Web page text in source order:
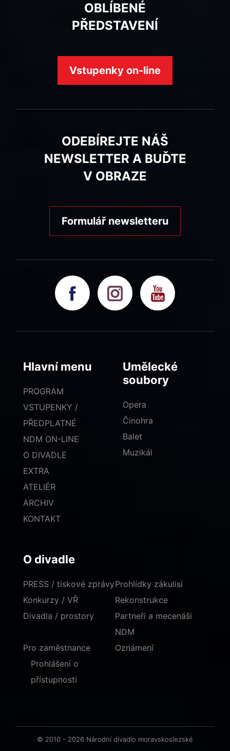
OBLÍBENÉ
PŘEDSTAVENÍ
Vstupenky on-line
ODEBÍREJTE NÁŠ
NEWSLETTER A BUĎTE
V OBRAZE
Formulář newsletteru
Hlavní menu
PROGRAM
VSTUPENKY /
PŘEDPLATNÉ
NDM ON-LINE
O DIVADLE
EXTRA
ATELIÉR
ARCHIV
KONTAKT
Umělecké
soubory
Opera
Činohra
Balet
Muzikál
O divadle
PRESS / tiskové zprávy
Konkurzy / VŘ
Divadla / prostory
Prohlídky zákulisí
Rekonstrukce
Partneři a mecenáši
NDM
Pro zaměstnance
Oznámení
Prohlášení o
přístupnosti
© 2010 - 2026 Národní divadlo moravskoslezské